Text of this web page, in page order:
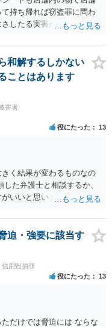
持ち帰れば窃盗罪に問わ
したる実害がない以上、
れた場合のこと等を考え
を使ってキャンペーンに応
度を越せば電子計算機使
るかと存じます。キャン
わけですので、主催者か
じます。
和解するしかない
ことはあります
害者
役にたった 13
く結果が変わるものなの
た弁護士と相談するか、
いいと思います。 和解
い場合提示案より上がった
としては判決だともっと下
被告としては判決でもっと
るか、とか考えさせるよ
迫・強要に該当す
用毀損罪
役にたった 13
だけでは脅迫には ならな